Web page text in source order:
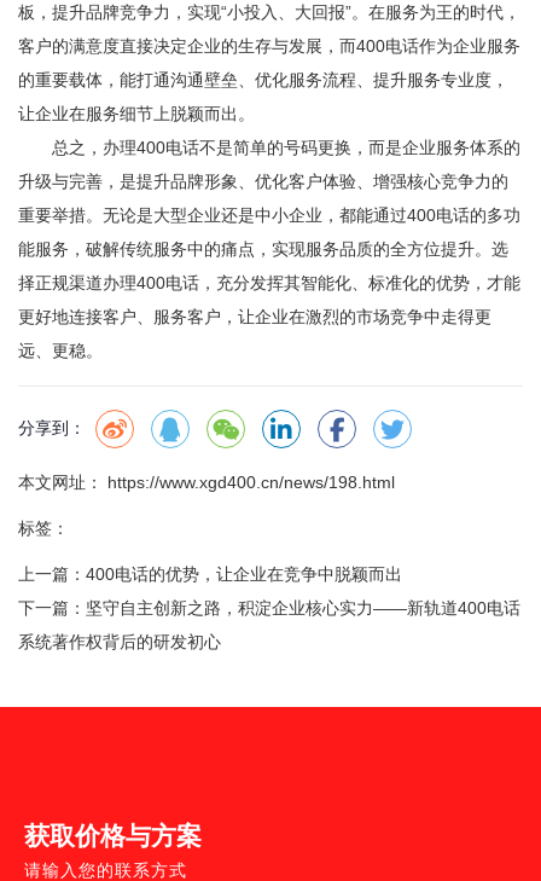
板，提升品牌竞争力，实现“小投入、大回报”。在服务为王的时代，
客户的满意度直接决定企业的生存与发展，而400电话作为企业服务
的重要载体，能打通沟通壁垒、优化服务流程、提升服务专业度，
让企业在服务细节上脱颖而出。
总之，办理400电话不是简单的号码更换，而是企业服务体系的
升级与完善，是提升品牌形象、优化客户体验、增强核心竞争力的
重要举措。无论是大型企业还是中小企业，都能通过400电话的多功
能服务，破解传统服务中的痛点，实现服务品质的全方位提升。选
择正规渠道办理400电话，充分发挥其智能化、标准化的优势，才能
更好地连接客户、服务客户，让企业在激烈的市场竞争中走得更
远、更稳。
分享到：
本文网址： https://www.xgd400.cn/news/198.html
标签：
上一篇： 400电话的优势，让企业在竞争中脱颖而出
下一篇： 坚守自主创新之路，积淀企业核心实力——新轨道400电话
系统著作权背后的研发初心
获取价格与方案
请输入您的联系方式